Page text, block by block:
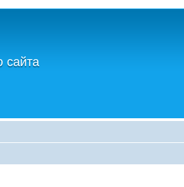
сайта